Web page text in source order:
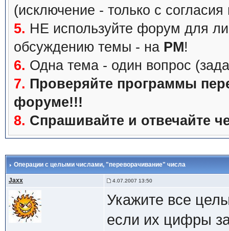
(исключение - только с
5. НЕ используйте форум для
обсуждению темы - на PM!
6. Одна тема - один вопрос
7. Проверяйте программы
форуме!!!
8. Спрашивайте и отвечайте
Операции с целыми числами, "переворачивание" числа
Jaxx 4.07.2007 13:50
Укажите все
если их цифры